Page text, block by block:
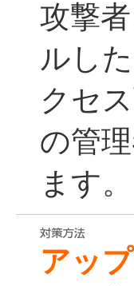
攻撃
ルし
クセ
の管
ます。
アッ